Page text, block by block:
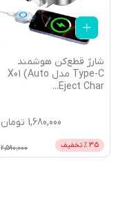
شارژ قطع‌کن هوشمند
Type-C مدل X01 (Auto
Eject Char
...
1,680,000 تومان
35 % تخفیف 2,590,000